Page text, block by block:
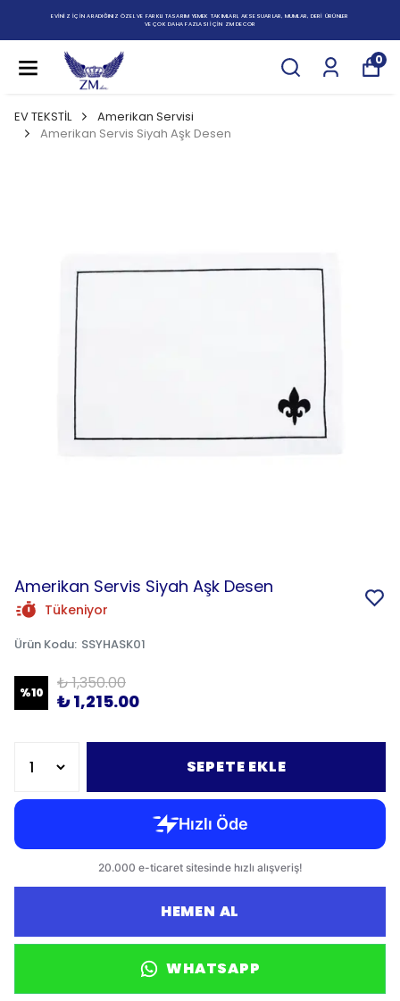
EVİNİZ İÇİN ARADIĞINIZ ÖZEL VE FARKLI TASARIM YEMEK TAKIMLARI, AKSESUARLAR, MUMLAR, DERİ ÜRÜNLER
VE ÇOK DAHA FAZLASI İÇİN ZM DECOR
0
EV TEKSTİL
Amerikan Servisi
Amerikan Servis Siyah Aşk Desen
Amerikan Servis Siyah Aşk Desen
Tükeniyor
Ürün Kodu: SSYHASK01
%10 ₺ 1,350.00
₺ 1,215.00
SEPETE EKLE
HEMEN AL
WHATSAPP